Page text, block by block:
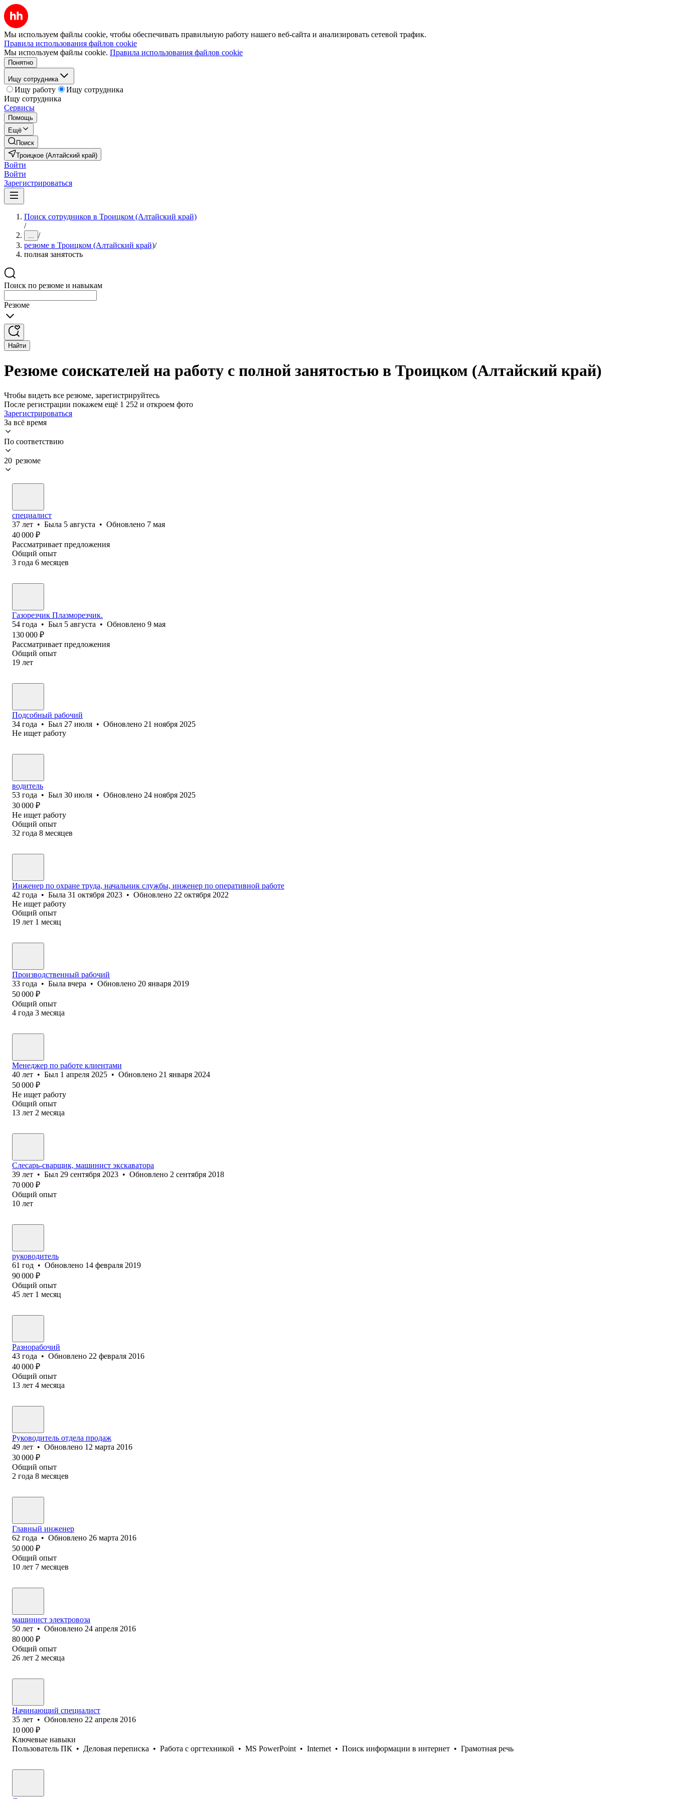
Мы используем файлы cookie, чтобы обеспечивать правильную работу нашего веб-сайта и анализировать сетевой трафик.
Правила использования файлов cookie
Мы используем файлы cookie. Правила использования файлов cookie
Понятно
Ищу сотрудника
Ищу работу
Ищу сотрудника
Ищу сотрудника
Сервисы
Помощь
Ещё
Поиск
Троицкое (Алтайский край)
Войти
Войти
Зарегистрироваться
Поиск сотрудников в Троицком (Алтайский край)
/
... /
резюме в Троицком (Алтайский край)/
полная занятость
Поиск по резюме и навыкам
Резюме
Найти
Резюме соискателей на работу с полной занятостью в Троицком (Алтайский край)
Чтобы видеть все резюме, зарегистрируйтесь
После регистрации покажем ещё 1 252 и откроем фото
Зарегистрироваться
За всё время
По соответствию
20 резюме
специалист
37 лет • Была 5 августа • Обновлено 7 мая
40 000 ₽
Рассматривает предложения
Общий опыт
3 года 6 месяцев
Газорезчик Плазморезчик.
54 года • Был 5 августа • Обновлено 9 мая
130 000 ₽
Рассматривает предложения
Общий опыт
19 лет
Подсобный рабочий
34 года • Был 27 июля • Обновлено 21 ноября 2025
Не ищет работу
водитель
53 года • Был 30 июля • Обновлено 24 ноября 2025
30 000 ₽
Не ищет работу
Общий опыт
32 года 8 месяцев
Инженер по охране труда, начальник службы, инженер по оперативной работе
42 года • Была 31 октября 2023 • Обновлено 22 октября 2022
Не ищет работу
Общий опыт
19 лет 1 месяц
Производственный рабочий
33 года • Была вчера • Обновлено 20 января 2019
50 000 ₽
Общий опыт
4 года 3 месяца
Менеджер по работе клиентами
40 лет • Был 1 апреля 2025 • Обновлено 21 января 2024
50 000 ₽
Не ищет работу
Общий опыт
13 лет 2 месяца
Слесарь-сварщик, машинист экскаватора
39 лет • Был 29 сентября 2023 • Обновлено 2 сентября 2018
70 000 ₽
Общий опыт
10 лет
руководитель
61 год • Обновлено 14 февраля 2019
90 000 ₽
Общий опыт
45 лет 1 месяц
Разнорабочий
43 года • Обновлено 22 февраля 2016
40 000 ₽
Общий опыт
13 лет 4 месяца
Руководитель отдела продаж
49 лет • Обновлено 12 марта 2016
30 000 ₽
Общий опыт
2 года 8 месяцев
Главный инженер
62 года • Обновлено 26 марта 2016
50 000 ₽
Общий опыт
10 лет 7 месяцев
машинист электровоза
50 лет • Обновлено 24 апреля 2016
80 000 ₽
Общий опыт
26 лет 2 месяца
Начинающий специалист
35 лет • Обновлено 22 апреля 2016
10 000 ₽
Ключевые навыки
Пользователь ПК • Деловая переписка • Работа с оргтехникой • MS PowerPoint • Internet • Поиск информации в интернет • Грамотная речь